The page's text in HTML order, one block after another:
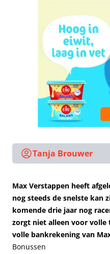
Tanja Brouwer
Max Verstappen heeft
nog steeds de snelste kan
komende drie jaar nog
zorgt niet alleen voor
volle bankrekening van
Bonussen